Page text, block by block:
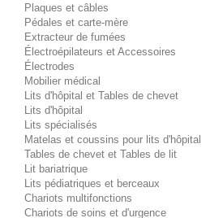
Plaques et câbles
Pédales et carte-mère
Extracteur de fumées
Électroépilateurs et Accessoires
Électrodes
Mobilier médical
Lits d'hôpital et Tables de chevet
Lits d'hôpital
Lits spécialisés
Matelas et coussins pour lits d'hôpital
Tables de chevet et Tables de lit
Lit bariatrique
Lits pédiatriques et berceaux
Chariots multifonctions
Chariots de soins et d'urgence